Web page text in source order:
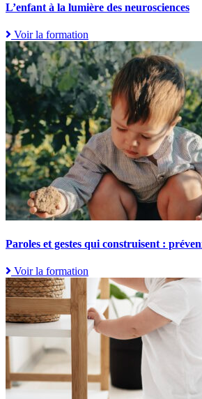
L’enfant à la lumière des neurosciences
Voir la formation
Paroles et gestes qui construisent :
Voir la formation